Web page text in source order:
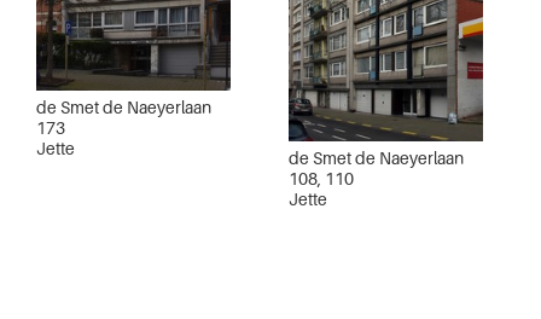
de Smet de Naeyerlaan
173
Jette
de Smet de Naeyerlaan
108, 110
Jette